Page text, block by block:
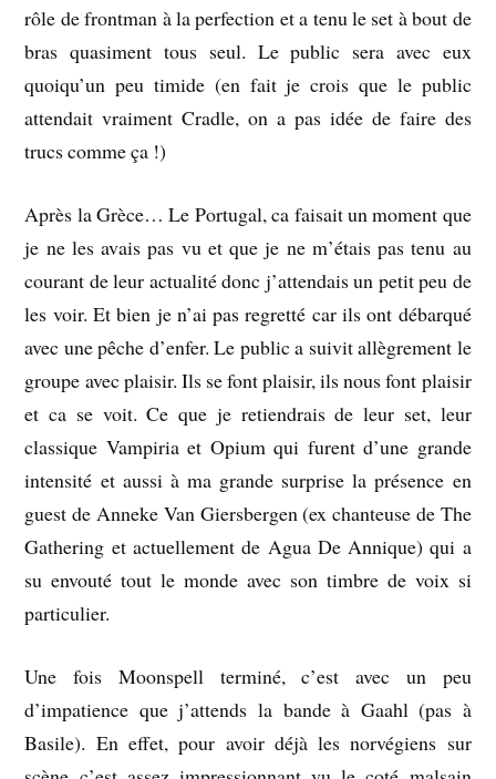
rôle de frontman à la perfection et a tenu le set à bout de
bras quasiment tous seul. Le public sera avec eux
quoiqu’un peu timide (en fait je crois que le public
attendait vraiment Cradle, on a pas idée de faire des
trucs comme ça !)
Après la Grèce… Le Portugal, ca faisait un moment que
je ne les avais pas vu et que je ne m’étais pas tenu au
courant de leur actualité donc j’attendais un petit peu de
les voir. Et bien je n’ai pas regretté car ils ont débarqué
avec une pêche d’enfer. Le public a suivit allègrement le
groupe avec plaisir. Ils se font plaisir, ils nous font plaisir
et ca se voit. Ce que je retiendrais de leur set, leur
classique Vampiria et Opium qui furent d’une grande
intensité et aussi à ma grande surprise la présence en
guest de Anneke Van Giersbergen (ex chanteuse de The
Gathering et actuellement de Agua De Annique) qui a
su envouté tout le monde avec son timbre de voix si
particulier.
Une fois Moonspell terminé, c’est avec un peu
d’impatience que j’attends la bande à Gaahl (pas à
Basile). En effet, pour avoir déjà les norvégiens sur